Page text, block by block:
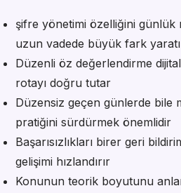
şifre yönetimi özelliğini günlük
uzun vadede büyük fark
Düzenli öz değerlendirme
rotayı doğru tutar
Düzensiz geçen günlerde bile
pratiğini sürdürmek önemlidir
Başarısızlıkları birer geri
gelişimi hızlandırır
Konunun teorik boyutunu